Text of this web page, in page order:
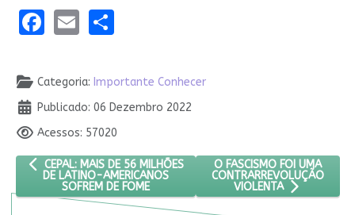
Facebook
EmailShare
Detalhes
Categoria: Importante Conhecer
Publicado: 06 Dezembro 2022
Acessos: 57020
ARTIGO ANTERIOR: CEPAL: MAIS DE 56 MILHÕES DE LATINO-
CEPAL: MAIS DE 56 MILHÕES
DE LATINO-AMERICANOS
SOFREM DE FOME
PRÓXIMO ARTIGO: O
O FASCISMO FOI UMA
CONTRARREVOLUÇÃO
VIOLENTA